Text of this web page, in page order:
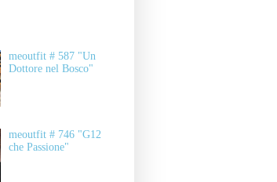
meoutfit # 587 "Un
Dottore nel Bosco"
meoutfit # 746 "G12
che Passione"